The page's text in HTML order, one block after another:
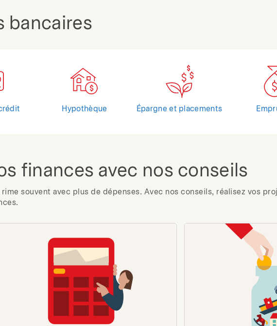
bancaires
Hypothèque Épargne et placements
finances avec nos conseils
souvent avec plus de dépenses. Avec nos conseils, réalisez vos